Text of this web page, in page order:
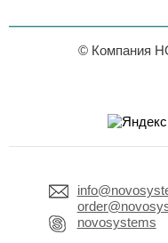
© Компания
novosystems